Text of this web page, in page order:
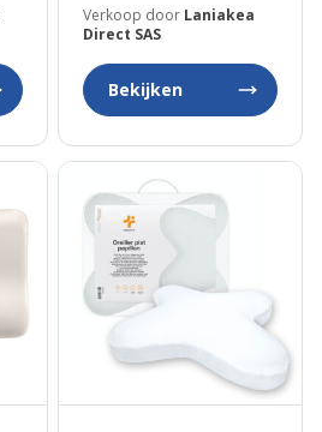
Verkoop door Laniakea
Direct SAS
Bekijken